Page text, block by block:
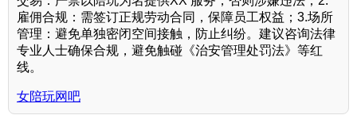
雇佣合规：需签订正规劳动合同，保障员工权益；3.场所
管理：避免单独密闭空间接触，防止纠纷。建议咨询法律
专业人士确保合规，避免触碰《治安管理处罚法》等红
线。
女陪玩网吧